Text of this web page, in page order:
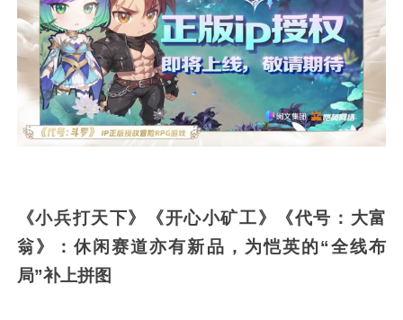
《小兵打天下》《开心小矿工》《代号：大富
翁》：休闲赛道亦有新品，为恺英的“全线布
局”补上拼图